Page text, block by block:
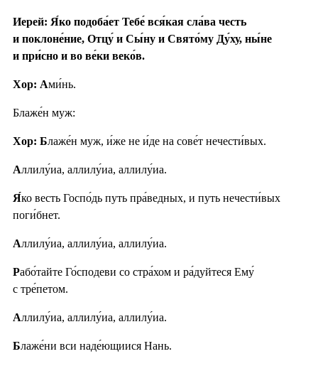
Иерей: Я́ко подоба́ет Тебе́ вся́кая сла́ва честь
и поклоне́ние, Отцу́ и Сы́ну и Свято́му Ду́ху, ны́не
и при́сно и во ве́ки веко́в.
Хор: Ами́нь.
Блаже́н муж:
Хор: Блаже́н муж, и́же не и́де на сове́т нечести́вых.
Аллилу́иа, аллилу́иа, аллилу́иа.
Я́ко весть Госпо́дь путь пра́ведных, и путь нечести́вых
поги́бнет.
Аллилу́иа, аллилу́иа, аллилу́иа.
Рабо́тайте Го́сподеви со стра́хом и ра́дуйтеся Ему́
с тре́петом.
Аллилу́иа, аллилу́иа, аллилу́иа.
Блаже́ни вси наде́ющиися Нань.